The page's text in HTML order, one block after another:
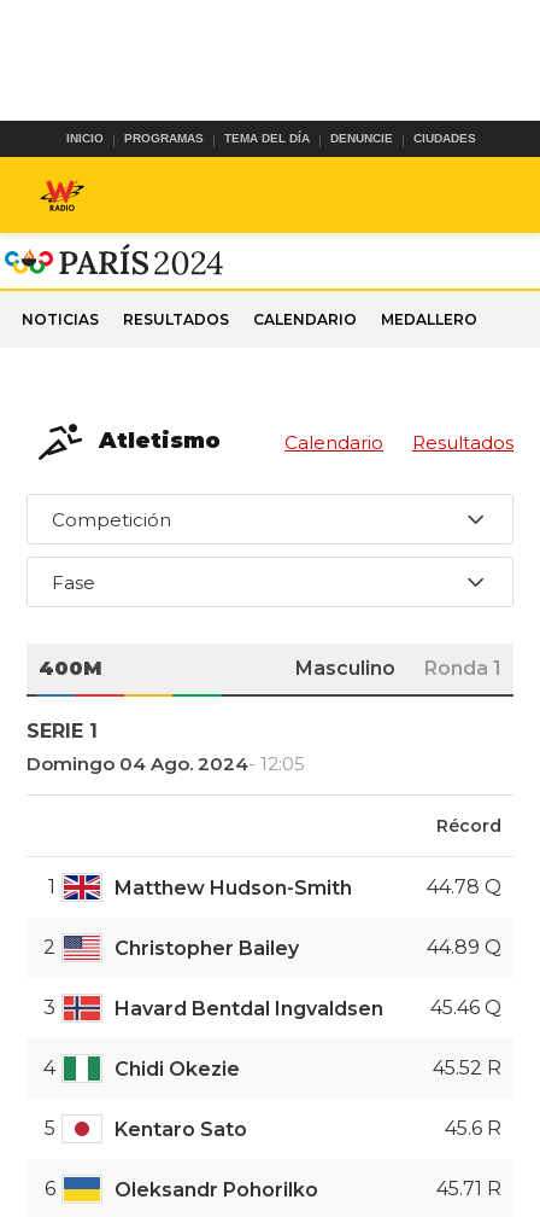
INICIO PROGRAMAS TEMA DEL DÍA DENUNCIE CIUDADES
NOTICIAS RESULTADOS CALENDARIO MEDALLERO
Atletismo Calendario Resultados
Competición
Fase
400M Masculino Ronda 1
SERIE 1
Domingo 04 Ago. 2024- 12:05
Récord
1 Matthew Hudson-Smith 44.78 Q
2 Christopher Bailey 44.89 Q
3 Havard Bentdal Ingvaldsen 45.46 Q
4 Chidi Okezie 45.52 R
5 Kentaro Sato 45.6 R
6 Oleksandr Pohorilko 45.71 R